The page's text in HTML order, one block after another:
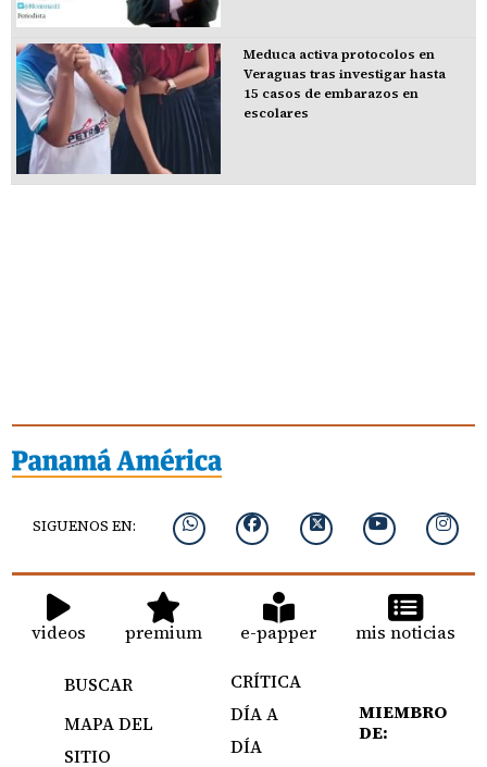
Meduca activa protocolos en
Veraguas tras investigar hasta
15 casos de embarazos en
escolares
SIGUENOS EN:
videos premium e-papper mis noticias
BUSCAR
MAPA DEL
SITIO
CRÍTICA
DÍA A
DÍA
MIEMBRO
DE: